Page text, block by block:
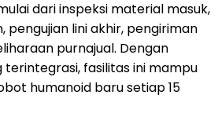
dari inspeksi material masuk,
lini akhir, pengiriman
purnajual. Dengan
terintegrasi, fasilitas ini mampu
humanoid baru setiap 15